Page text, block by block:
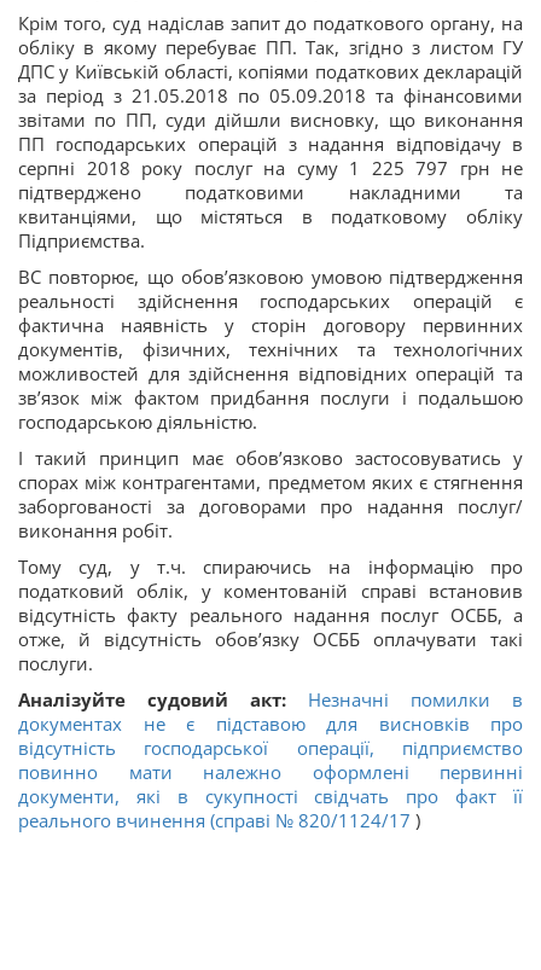
Крім того, суд надіслав запит до податкового органу, на
обліку в якому перебуває ПП. Так, згідно з листом ГУ
ДПС у Київській області, копіями податкових декларацій
за період з 21.05.2018 по 05.09.2018 та фінансовими
звітами по ПП, суди дійшли висновку, що виконання
ПП господарських операцій з надання відповідачу в
серпні 2018 року послуг на суму 1 225 797 грн не
підтверджено податковими накладними та
квитанціями, що містяться в податковому обліку
Підприємства.
ВС повторює, що обов’язковою умовою підтвердження
реальності здійснення господарських операцій є
фактична наявність у сторін договору первинних
документів, фізичних, технічних та технологічних
можливостей для здійснення відповідних операцій та
зв’язок між фактом придбання послуги і подальшою
господарською діяльністю.
І такий принцип має обов’язково застосовуватись у
спорах між контрагентами, предметом яких є стягнення
заборгованості за договорами про надання послуг/
виконання робіт.
Тому суд, у т.ч. спираючись на інформацію про
податковий облік, у коментованій справі встановив
відсутність факту реального надання послуг ОСББ, а
отже, й відсутність обов’язку ОСББ оплачувати такі
послуги.
Аналізуйте судовий акт:
Незначні помилки в
документах не є підставою для висновків про
відсутність господарської операції, підприємство
повинно мати належно оформлені первинні
документи, які в сукупності свідчать про факт її
реального вчинення (справі № 820/1124/17 )